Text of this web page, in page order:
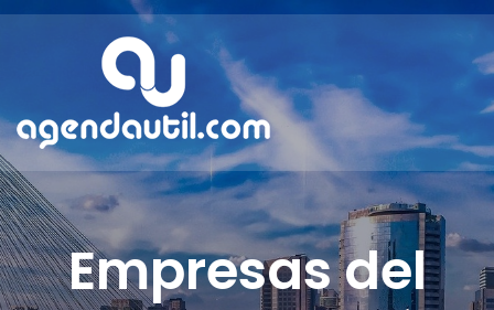
Empresas del